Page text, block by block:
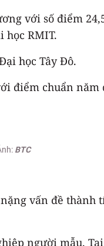
với số điểm
học RMIT.
học Tây Đô.
điểm chuẩn năm
BTC
vấn đề thành
người mẫu.